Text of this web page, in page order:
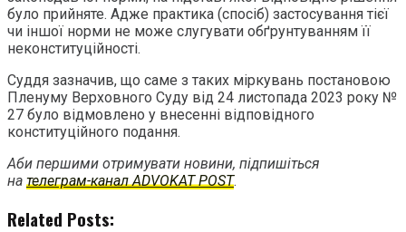
було прийняте. Адже практика (спосіб) застосування тієї
чи іншої норми не може слугувати обґрунтуванням її
неконституційності.
Суддя зазначив, що саме з таких міркувань постановою
Пленуму Верховного Суду від 24 листопада 2023 року №
27 було відмовлено у внесенні відповідного
конституційного подання.
Аби першими отримувати новини, підпишіться
на телеграм-канал ADVOKAT POST.
Related Posts: